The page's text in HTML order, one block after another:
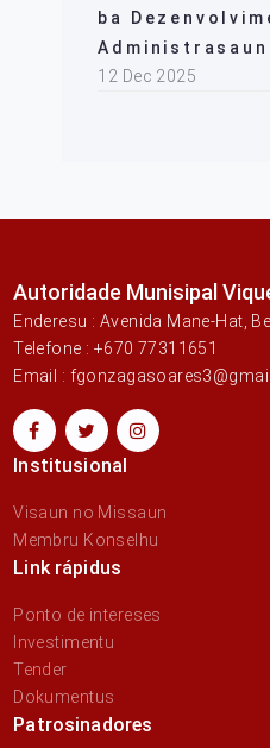
ba
Administrasaun
12 Dec 2025
Autoridade Munisipal
Enderesu : Avenida Mane-Hat,
Telefone : +670 77311651
Email :
Institusional
Visaun no Missaun
Membru Konselhu
Link rápidus
Ponto de intereses
Investimentu
Tender
Dokumentus
Patrosinadores